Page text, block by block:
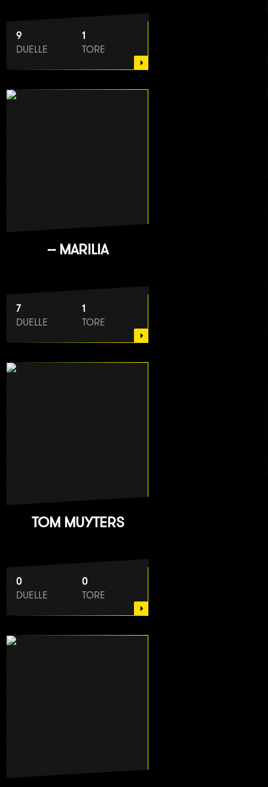
9
DUELLE
1
TORE
-- MARILIA
7
DUELLE
1
TORE
TOM MUYTERS
0
DUELLE
0
TORE